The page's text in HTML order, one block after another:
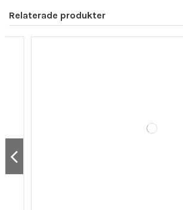
Relaterade produkter